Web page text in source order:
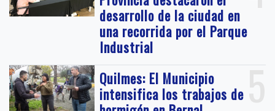
desarrollo de la ciudad en
una recorrida por el Parque
Industrial
5
Quilmes: El Municipio
intensifica los trabajos de